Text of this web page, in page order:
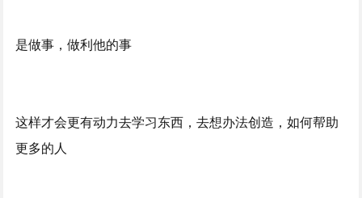
是做事，做利他的事
这样才会更有动力去学习东西，去想办法创造，如何帮助
更多的人